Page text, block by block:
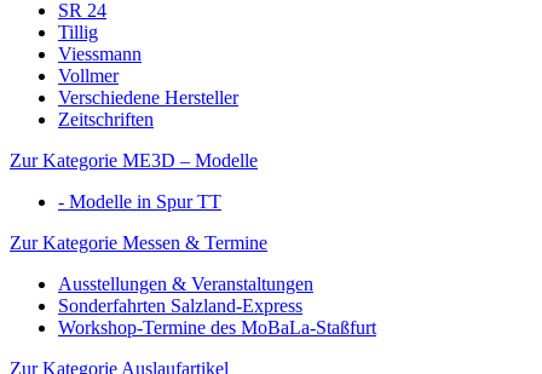
SR 24
Tillig
Viessmann
Vollmer
Verschiedene Hersteller
Zeitschriften
Zur Kategorie ME3D – Modelle
- Modelle in Spur TT
Zur Kategorie Messen & Termine
Ausstellungen & Veranstaltungen
Sonderfahrten Salzland-Express
Workshop-Termine des MoBaLa-Staßfurt
Zur Kategorie Auslaufartikel